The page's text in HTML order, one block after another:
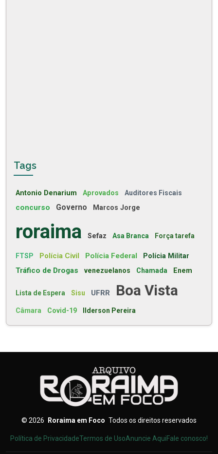
Tags
Antonio Denarium Aprovados Auditores Fiscais
concurso Governo Marcos Jorge
roraima Sefaz Asa Branca Força tarefa
FTSP Polícia Civil Polícia Federal Polícia Militar
Tráfico de Drogas venezuelanos Chamada Enem
Lista de Espera Sisu UFRR Boa Vista
Câmara Covid-19 Ilderson Pereira
© 2026 Roraima em Foco Todos os direitos reservados
Política de PrivacidadeTermos de UsoAnuncie AquiFale conosco!